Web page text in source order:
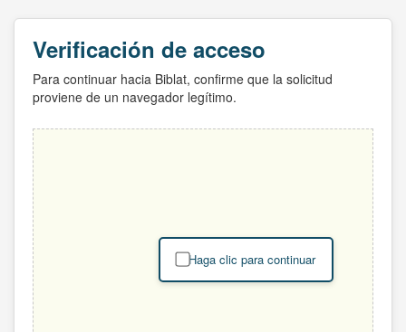
Verificación de acceso
Para continuar hacia Biblat, confirme que la solicitud
proviene de un navegador legítimo.
Haga clic para continuar